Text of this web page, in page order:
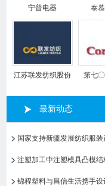
宁普电器 泰
江苏联发纺织股份
第七
最新动态
国家支持新疆发展纺织服装
注塑加工中注塑模具凸模结
锦程塑料与昌信生活携手设